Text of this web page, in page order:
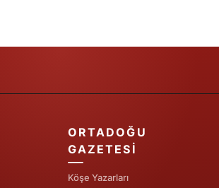
Tunceli
Yozgat
ORTADOĞU
GAZETESI
Köşe Yazarları